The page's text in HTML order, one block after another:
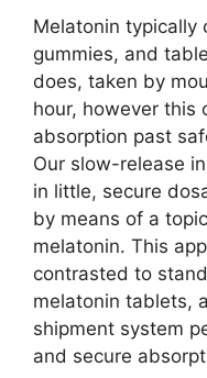
Melatonin typically
gummies, and
does, taken by
hour, however this
absorption past
Our slow-release
in little, secure
by means of a
melatonin. This
contrasted to
melatonin tablets,
shipment system
and secure